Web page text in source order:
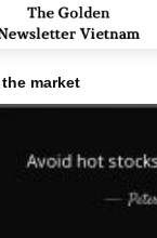
the market